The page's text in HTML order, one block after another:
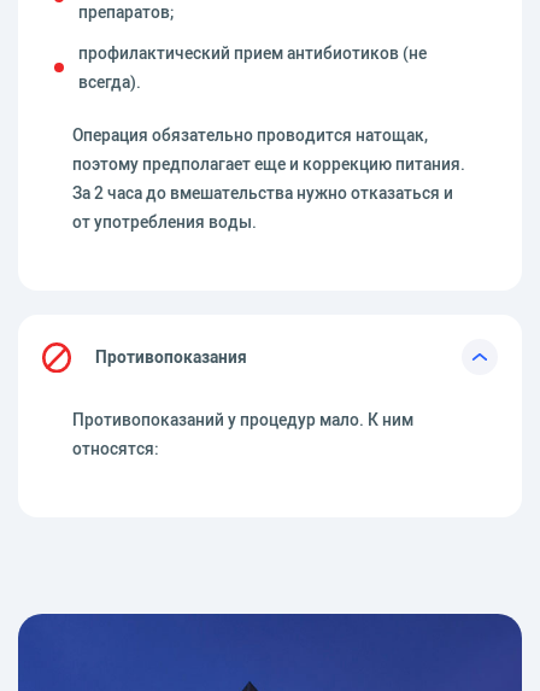
препаратов;
профилактический прием антибиотиков (не
всегда).
Операция обязательно проводится натощак,
поэтому предполагает еще и коррекцию питания.
За 2 часа до вмешательства нужно отказаться и
от употребления воды.
Противопоказания
Противопоказаний у процедур мало. К ним
относятся: